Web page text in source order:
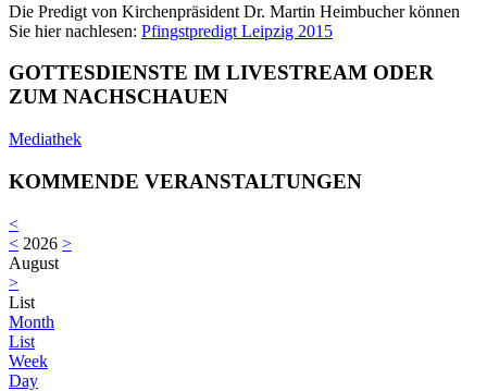
Die Predigt von Kirchenpräsident Dr. Martin Heimbucher können
Sie hier nachlesen: Pfingstpredigt Leipzig 2015
GOTTESDIENSTE IM LIVESTREAM ODER
ZUM NACHSCHAUEN
Mediathek
KOMMENDE VERANSTALTUNGEN
<
< 2026 >
August
>
List
Month
List
Week
Day